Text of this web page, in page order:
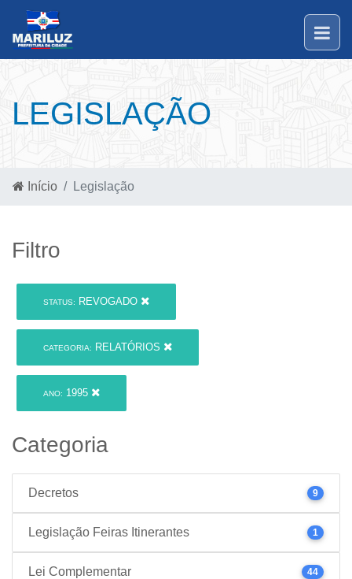
LEGISLAÇÃO
Início Legislação
Filtro
STATUS: REVOGADO
CATEGORIA: RELATÓRIOS
ANO: 1995
Categoria
Decretos 9
Legislação Feiras Itinerantes 1
Lei Complementar 44